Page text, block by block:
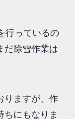
行っているの
だ除雪作業は
りますが、作
ちにもなりま